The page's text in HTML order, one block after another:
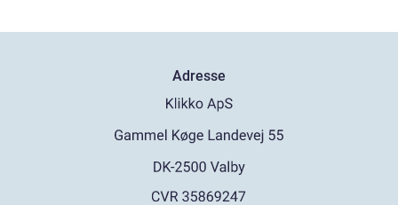
Adresse